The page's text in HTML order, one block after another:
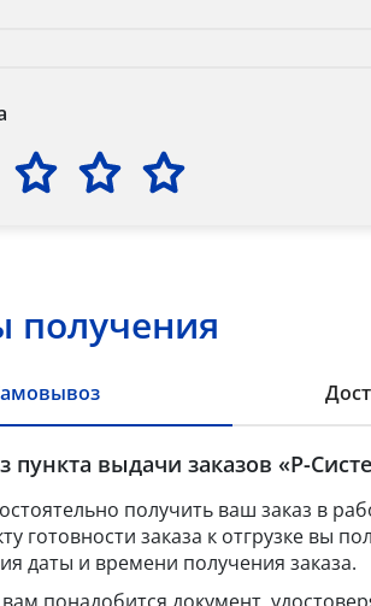
получения
пункта выдачи заказов «Р-
получить ваш заказ в
готовности заказа к отгрузке вы
даты и времени получения заказа.